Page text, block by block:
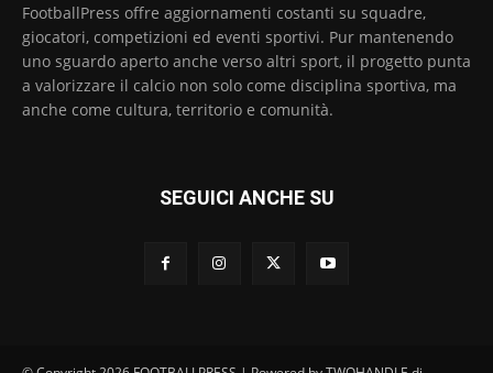
FootballPress offre aggiornamenti costanti su squadre,
giocatori, competizioni ed eventi sportivi. Pur mantenendo
uno sguardo aperto anche verso altri sport, il progetto punta
a valorizzare il calcio non solo come disciplina sportiva, ma
anche come cultura, territorio e comunità.
SEGUICI ANCHE SU